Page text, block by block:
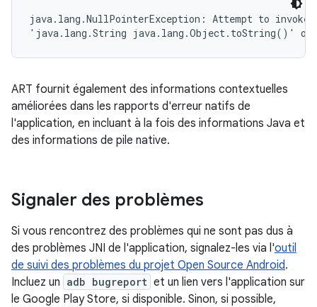
java.lang.NullPointerException: Attempt to invoke
'java.lang.String java.lang.Object.toString()' on
ART fournit également des informations contextuelles
améliorées dans les rapports d'erreur natifs de
l'application, en incluant à la fois des informations Java et
des informations de pile native.
Signaler des problèmes
Si vous rencontrez des problèmes qui ne sont pas dus à
des problèmes JNI de l'application, signalez-les via l'outil
de suivi des problèmes du projet Open Source Android.
Incluez un adb bugreport et un lien vers l'application sur
le Google Play Store, si disponible. Sinon, si possible,